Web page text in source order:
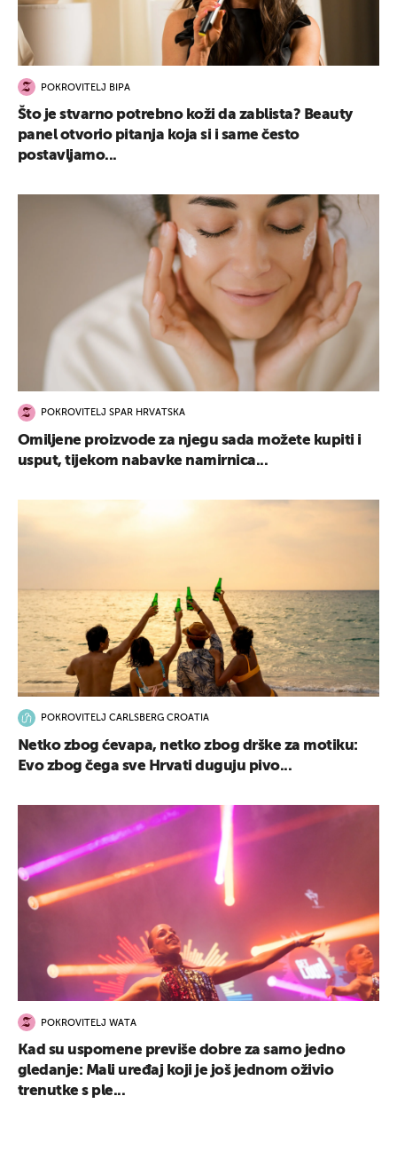
POKROVITELJ BIPA
Što je stvarno potrebno koži da zablista? Beauty
panel otvorio pitanja koja si i same često
postavljamo...
POKROVITELJ SPAR HRVATSKA
Omiljene proizvode za njegu sada možete kupiti i
usput, tijekom nabavke namirnica...
POKROVITELJ CARLSBERG CROATIA
Netko zbog ćevapa, netko zbog drške za motiku:
Evo zbog čega sve Hrvati duguju pivo...
POKROVITELJ WATA
Kad su uspomene previše dobre za samo jedno
gledanje: Mali uređaj koji je još jednom oživio
trenutke s ple...